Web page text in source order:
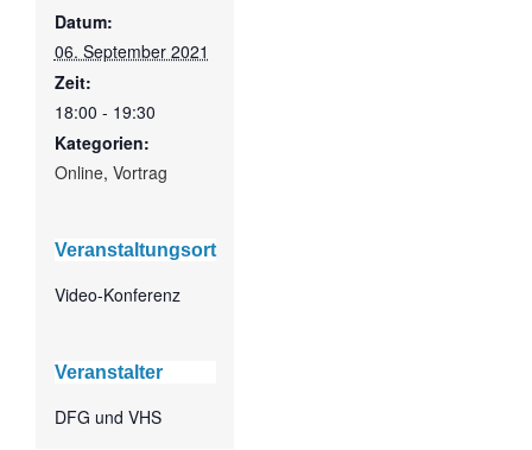
Datum:
06. September 2021
Zeit:
18:00 - 19:30
Kategorien:
Online, Vortrag
Veranstaltungsort
Video-Konferenz
Veranstalter
DFG und VHS